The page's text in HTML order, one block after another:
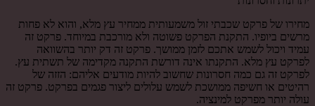
מחירו של פרקט שכבתי זול משמעותית ממחיר עץ מלא, והוא לא פחות
מרשים ביופיו. התקנת הפרקט פשוטה ולא מורכבת במיוחד. פרקט זה
עמיד ויכול לשמש אתכם לזמן ממושך. פרקט זה דק יותר בהשוואה
לפרקט עץ מלא. התקנתו אינה דורשת התקנה מקדימה של תשתית עץ.
לפרקט זה גם כמה חסרונות שחשוב להיות מודעים אליהם: הזזה של
רהיטים או חשיפה ממושכת לשמש עלולים ליצור פגמים בפרקט. פרקט זה
עולה יותר מפרקט למינציה.